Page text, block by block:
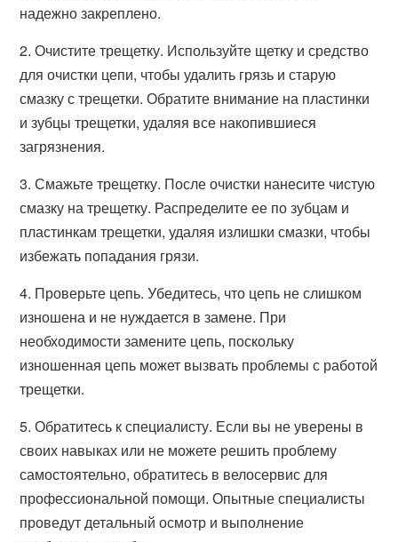
надежно закреплено.
2. Очистите трещетку. Используйте щетку и средство
для очистки цепи, чтобы удалить грязь и старую
смазку с трещетки. Обратите внимание на пластинки
и зубцы трещетки, удаляя все накопившиеся
загрязнения.
3. Смажьте трещетку. После очистки нанесите чистую
смазку на трещетку. Распределите ее по зубцам и
пластинкам трещетки, удаляя излишки смазки, чтобы
избежать попадания грязи.
4. Проверьте цепь. Убедитесь, что цепь не слишком
изношена и не нуждается в замене. При
необходимости замените цепь, поскольку
изношенная цепь может вызвать проблемы с работой
трещетки.
5. Обратитесь к специалисту. Если вы не уверены в
своих навыках или не можете решить проблему
самостоятельно, обратитесь в велосервис для
профессиональной помощи. Опытные специалисты
проведут детальный осмотр и выполнение